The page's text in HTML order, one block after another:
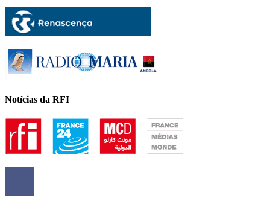
Notícias da RFI